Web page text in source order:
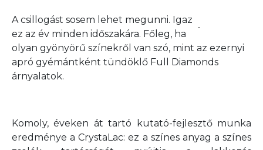
A csillogást sosem lehet megunni. Igaz
ez az év minden időszakára. Főleg, ha
olyan gyönyörű színekről van szó, mint az ezernyi
apró gyémántként tündöklő Full Diamonds
árnyalatok.
Komoly, éveken át tartó kutató-fejlesztő munka
eredménye a CrystaLac: ez a színes anyag a színes